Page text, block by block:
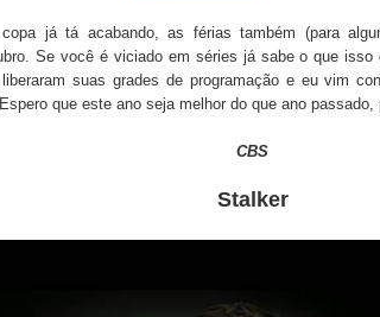
já tá acabando, as férias também (para
Se você é viciado em séries já sabe o que
suas grades de programação e eu vim
que este ano seja melhor do que ano
CBS
Stalker